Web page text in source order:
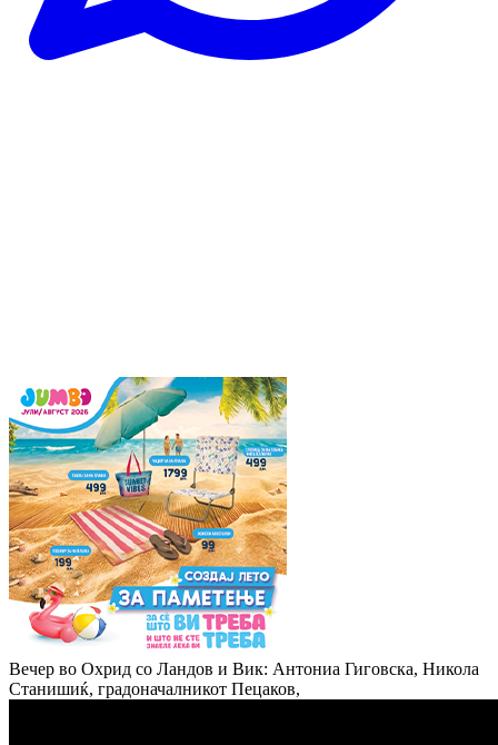
Вечер во Охрид со Ландов и Вик: Антониа Гиговска, Никола
Станишиќ, градоначалникот Пецаков,